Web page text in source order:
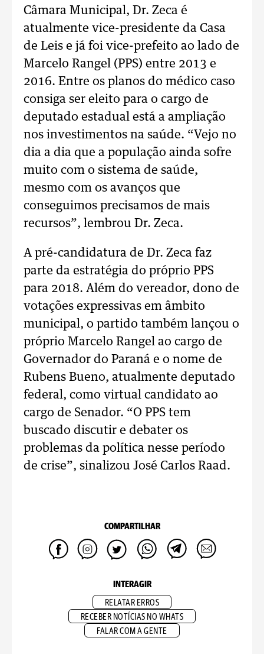
Câmara Municipal, Dr. Zeca é
atualmente vice-presidente da Casa
de Leis e já foi vice-prefeito ao lado de
Marcelo Rangel (PPS) entre 2013 e
2016. Entre os planos do médico caso
consiga ser eleito para o cargo de
deputado estadual está a ampliação
nos investimentos na saúde. “Vejo no
dia a dia que a população ainda sofre
muito com o sistema de saúde,
mesmo com os avanços que
conseguimos precisamos de mais
recursos”, lembrou Dr. Zeca.
A pré-candidatura de Dr. Zeca faz
parte da estratégia do próprio PPS
para 2018. Além do vereador, dono de
votações expressivas em âmbito
municipal, o partido também lançou o
próprio Marcelo Rangel ao cargo de
Governador do Paraná e o nome de
Rubens Bueno, atualmente deputado
federal, como virtual candidato ao
cargo de Senador. “O PPS tem
buscado discutir e debater os
problemas da política nesse período
de crise”, sinalizou José Carlos Raad.
COMPARTILHAR
INTERAGIR
RELATAR ERROS
RECEBER NOTÍCIAS NO WHATS
FALAR COM A GENTE